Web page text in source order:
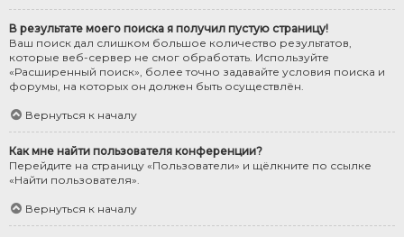
В результате моего поиска я получил пустую страницу!
Ваш поиск дал слишком большое количество результатов,
которые веб-сервер не смог обработать. Используйте
«Расширенный поиск», более точно задавайте условия поиска и
форумы, на которых он должен быть осуществлён.
Вернуться к началу
Как мне найти пользователя конференции?
Перейдите на страницу «Пользователи» и щёлкните по ссылке
«Найти пользователя».
Вернуться к началу